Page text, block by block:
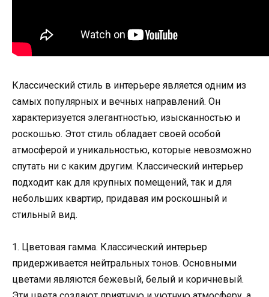
Классический стиль в интерьере является одним из
самых популярных и вечных направлений. Он
характеризуется элегантностью, изысканностью и
роскошью. Этот стиль обладает своей особой
атмосферой и уникальностью, которые невозможно
спутать ни с каким другим. Классический интерьер
подходит как для крупных помещений, так и для
небольших квартир, придавая им роскошный и
стильный вид.
1. Цветовая гамма. Классический интерьер
придерживается нейтральных тонов. Основными
цветами являются бежевый, белый и коричневый.